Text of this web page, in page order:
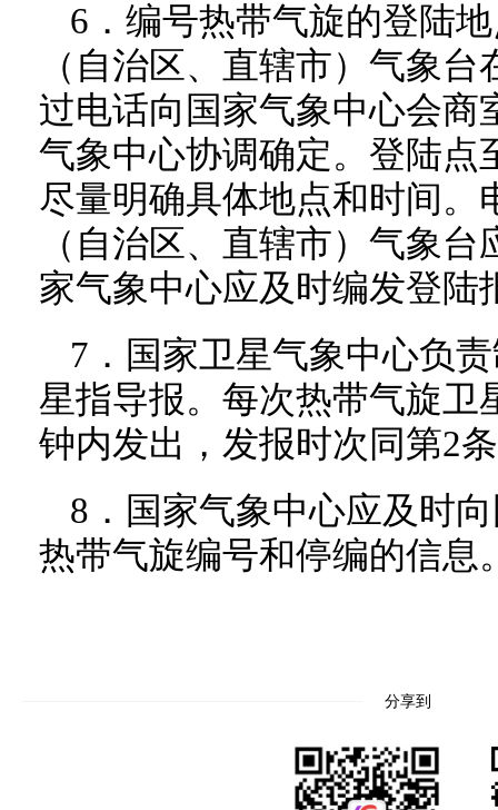
6．编号热带气旋的登陆
（自治区、直辖市）气象
过电话向国家气象中心会商
气象中心协调确定。登陆点
尽量明确具体地点和时间。
（自治区、直辖市）气象
家气象中心应及时编发登陆
7．国家卫星气象中心负
星指导报。每次热带气旋卫
钟内发出，发报时次同第2
8．国家气象中心应及时
热带气旋编号和停编的信息
分享到